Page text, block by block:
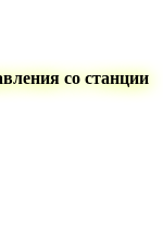
со станции